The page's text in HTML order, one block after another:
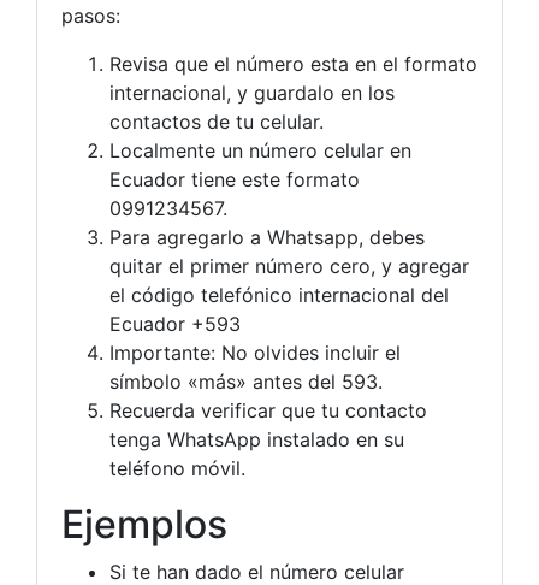
pasos:
Revisa que el número esta en el formato
internacional, y guardalo en los
contactos de tu celular.
Localmente un número celular en
Ecuador tiene este formato
0991234567.
Para agregarlo a Whatsapp, debes
quitar el primer número cero, y agregar
el código telefónico internacional del
Ecuador +593
Importante: No olvides incluir el
símbolo «más» antes del 593.
Recuerda verificar que tu contacto
tenga WhatsApp instalado en su
teléfono móvil.
Ejemplos
Si te han dado el número celular